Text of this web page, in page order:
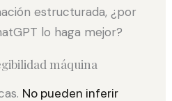
estructurada, ¿por
lo haga mejor?
máquina
No pueden inferir